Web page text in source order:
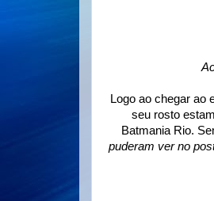
Logo ao chegar ao
seu rosto
Batmania Rio.
puderam ver no